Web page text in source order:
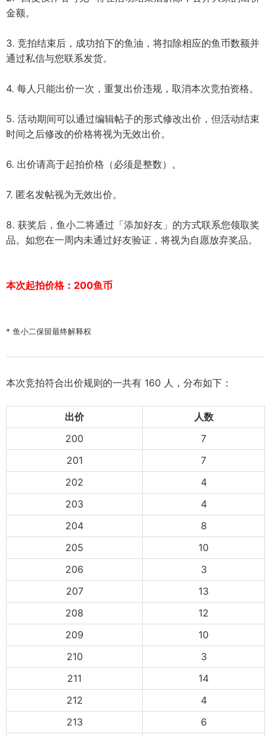
金额。
3. 竞拍结束后，成功拍下的鱼油，将扣除相应的鱼币数额并
通过私信与您联系发货。
4. 每人只能出价一次，重复出价违规，取消本次竞拍资格。
5. 活动期间可以通过编辑帖子的形式修改出价，但活动结束
时间之后修改的价格将视为无效出价。
6. 出价请高于起拍价格（必须是整数）。
7. 匿名发帖视为无效出价。
8. 获奖后，鱼小二将通过「添加好友」的方式联系您领取奖
品。如您在一周内未通过好友验证，将视为自愿放弃奖品。
本次起拍价格：200鱼币
* 鱼小二保留最终解释权
本次竞拍符合出价规则的一共有 160 人，分布如下：
出价
人数
200
7
201
7
202
4
203
4
204
8
205
10
206
3
207
13
208
12
209
10
210
3
211
14
212
4
213
6